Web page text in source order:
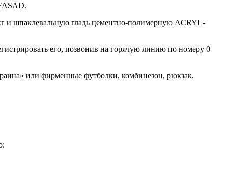
и шпаклевальную гладь цементно-полимерную ACRYL-
его, позвонив на горячую линию по номеру 0
или фирменные футболки, комбинезон, рюкзак.